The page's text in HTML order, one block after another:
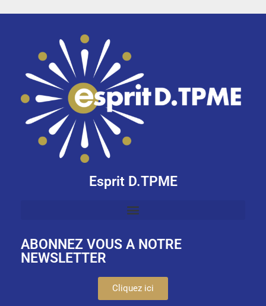
Esprit D.TPME
ABONNEZ VOUS A NOTRE
NEWSLETTER
Cliquez ici